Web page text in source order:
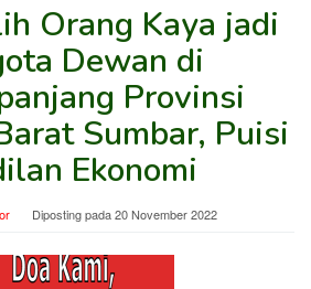
Orang Kaya jadi
Dewan di
Provinsi
Sumbar, Puisi
Ekonomi
Diposting pada20 November 2022